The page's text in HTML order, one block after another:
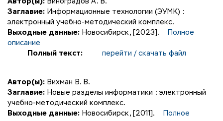
Заглавие: Информационные технологии (ЭУМК) :
электронный учебно-методический комплекс.
Выходные данные: Новосибирск, [2023].
Полное
описание
Полный текст:
перейти / скачать файл
Автор(ы): Вихман В. В.
Заглавие: Новые разделы информатики : электронный
учебно-методический комплекс.
Выходные данные: Новосибирск, [2011].
Полное